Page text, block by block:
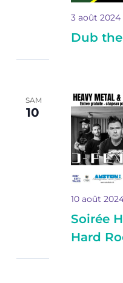
Dub
3 août 2024
SAM
10
Soirée
Hard
10 août